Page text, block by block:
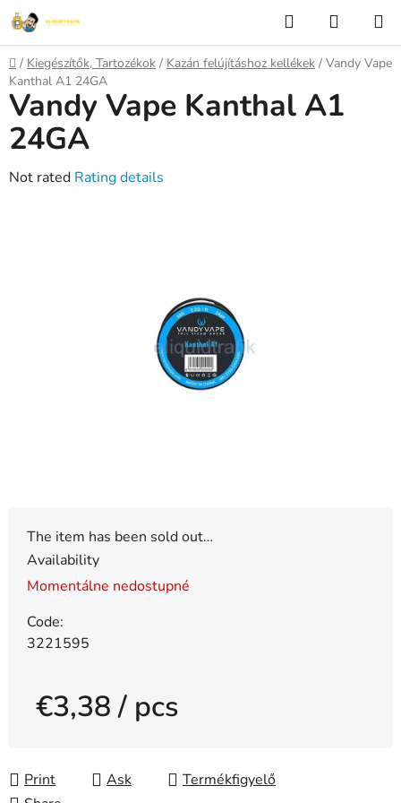
Skip
to
content
Search
CART
Home
/ Kiegészítők, Tartozékok / Kazán felújításhoz kellékek / Vandy Vape
Kanthal A1 24GA
The item has been sold out…
Availability
Momentálne nedostupné
Code:
3221595
€3,38/ pcs
Print
Ask
Vandy Vape Kanthal A1
24GA
The
Not rated Rating details